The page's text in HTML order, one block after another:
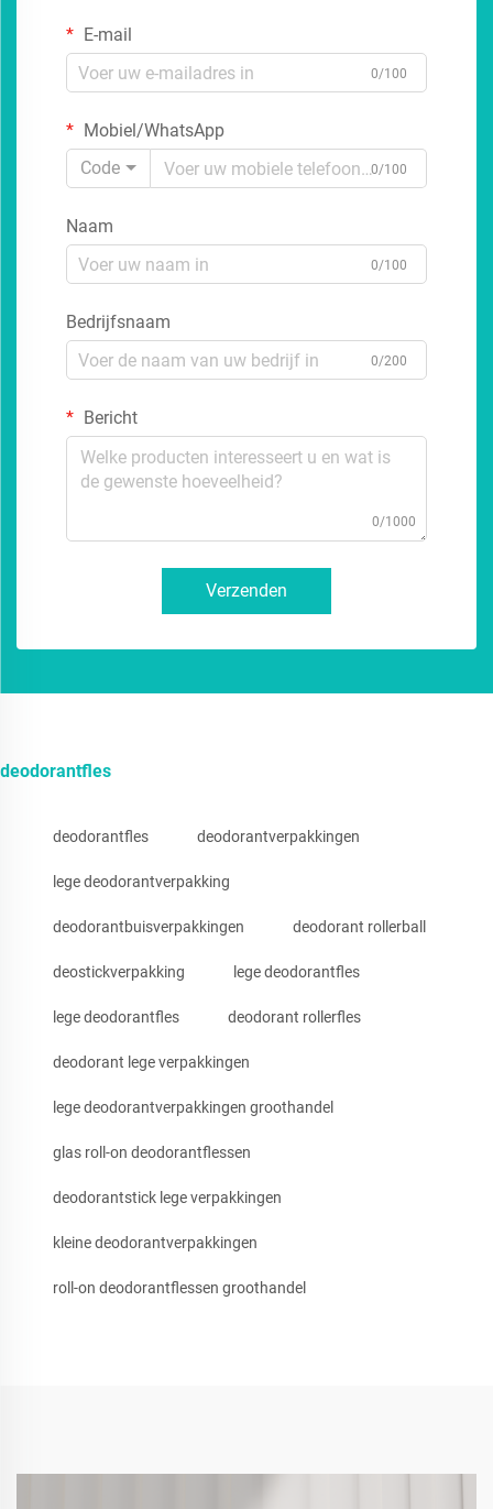
E-mail
0/100
Mobiel/WhatsApp
Code
0/100
Naam
0/100
Bedrijfsnaam
0/200
Bericht
0/1000
Verzenden
deodorantfles
deodorantfles deodorantverpakkingen
lege deodorantverpakking
deodorantbuisverpakkingen deodorant rollerball
deostickverpakking lege deodorantfles
lege deodorantfles deodorant rollerfles
deodorant lege verpakkingen
lege deodorantverpakkingen groothandel
glas roll-on deodorantflessen
deodorantstick lege verpakkingen
kleine deodorantverpakkingen
roll-on deodorantflessen groothandel